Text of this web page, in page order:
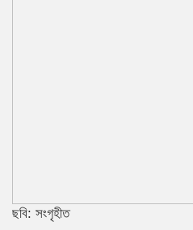
ছবি: সংগৃহীত